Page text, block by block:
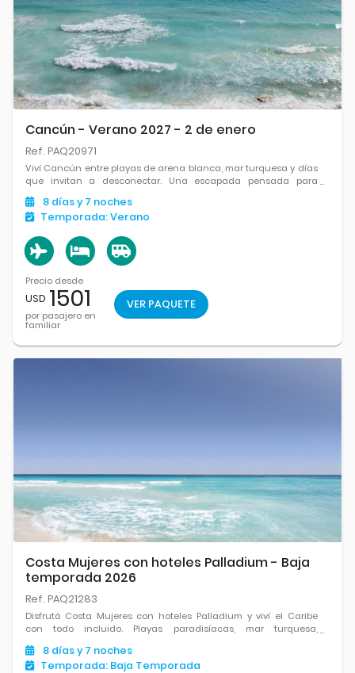
Cancún - Verano 2027 - 2 de enero
Ref. PAQ20971
Viví Cancún entre playas de arena blanca, mar turquesa y días
que invitan a desconectar. Una escapada pensada para
disfrutar el Caribe a tu ritmo y volver con otra energía.
8 díasy 7 noches
Temporada:Verano
Precio desde
USD 1501
por pasajero en
familiar
VER PAQUETE
Costa Mujeres con hoteles Palladium - Baja
temporada 2026
Ref. PAQ21283
Disfrutá Costa Mujeres con hoteles Palladium y viví el Caribe
con todo incluido. Playas paradisíacas, mar turquesa,
diversión en un entorno exclusivo.
8 díasy 7 noches
Temporada: Baja Temporada